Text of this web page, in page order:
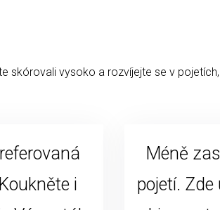
skórovali vysoko a rozvíjejte se v pojetích,
i
Méně
pojetí. Zde